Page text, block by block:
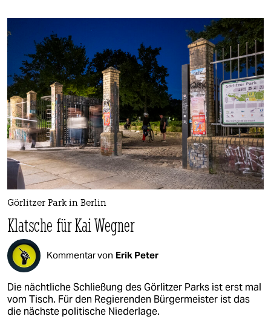
abo
genossenschaft
epaper login
Görlitzer Park in Berlin
Klatsche für Kai Wegner
Kommentar von Erik Peter
Die nächtliche Schließung des Görlitzer Parks ist erst mal
vom Tisch. Für den Regierenden Bürgermeister ist das
die nächste politische Niederlage.